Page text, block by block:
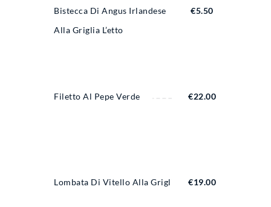
Bistecca Di Angus Irlandese
Alla Griglia L’etto
€5.50
Filetto Al Pepe Verde €22.00
Lombata Di Vitello Alla Griglia €19.00